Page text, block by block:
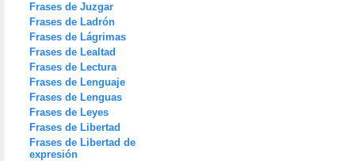
Frases de Juzgar
Frases de Ladrón
Frases de Lágrimas
Frases de Lealtad
Frases de Lectura
Frases de Lenguaje
Frases de Lenguas
Frases de Leyes
Frases de Libertad
Frases de Libertad de
expresión